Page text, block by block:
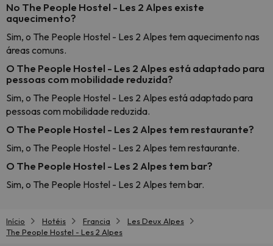
No The People Hostel - Les 2 Alpes existe
aquecimento?
Sim, o The People Hostel - Les 2 Alpes tem aquecimento nas
áreas comuns.
O The People Hostel - Les 2 Alpes está adaptado para
pessoas com mobilidade reduzida?
Sim, o The People Hostel - Les 2 Alpes está adaptado para
pessoas com mobilidade reduzida.
O The People Hostel - Les 2 Alpes tem restaurante?
Sim, o The People Hostel - Les 2 Alpes tem restaurante.
O The People Hostel - Les 2 Alpes tem bar?
Sim, o The People Hostel - Les 2 Alpes tem bar.
Início Hotéis Francia
Les Deux Alpes
The People Hostel - Les 2 Alpes